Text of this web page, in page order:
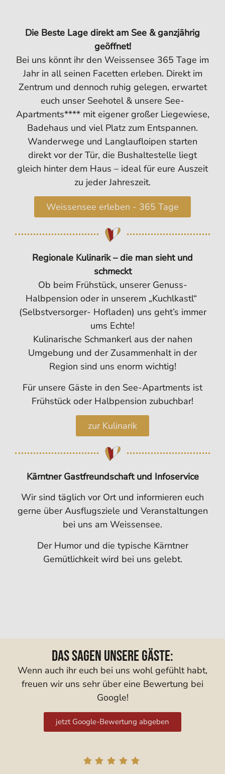
Die Beste Lage direkt am See & ganzjährig
geöffnet!
Bei uns könnt ihr den Weissensee 365 Tage im
Jahr in all seinen Facetten erleben. Direkt im
Zentrum und dennoch ruhig gelegen, erwartet
euch unser Seehotel & unsere See-
Apartments**** mit eigener großer Liegewiese,
Badehaus und viel Platz zum Entspannen.
Wanderwege und Langlaufloipen starten
direkt vor der Tür, die Bushaltestelle liegt
gleich hinter dem Haus – ideal für eure Auszeit
zu jeder Jahreszeit.
Weissensee erleben - 365 Tage
Regionale Kulinarik – die man sieht und
schmeckt
Ob beim Frühstück, unserer Genuss-
Halbpension oder in unserem „Kuchlkastl“
(Selbstversorger- Hofladen) uns geht’s immer
ums Echte!
Kulinarische Schmankerl aus der nahen
Umgebung und der Zusammenhalt in der
Region sind uns enorm wichtig!
Für unsere Gäste in den See-Apartments ist
Frühstück oder Halbpension zubuchbar!
zur Kulinarik
Kärntner Gastfreundschaft und Infoservice
Wir sind täglich vor Ort und informieren euch
gerne über Ausflugsziele und Veranstaltungen
bei uns am Weissensee.
Der Humor und die typische Kärntner
Gemütlichkeit wird bei uns gelebt.
Das sagen unsere Gäste:
Wenn auch ihr euch bei uns wohl gefühlt habt,
freuen wir uns sehr über eine Bewertung bei
Google!
jetzt Google-Bewertung abgeben